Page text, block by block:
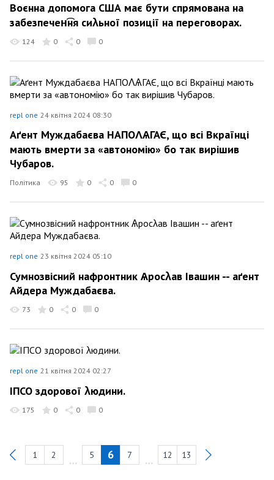
Воєнна допомога США має бути спрямована на
забезпечен͡ня сиλьної позиції на переговорах.
124 0 0 0
repl one 24 квітня 2024 08:30
Аґент Муждабаєва НАПОΛѦГАЄ, що всі Вкраїнці
мають вмерти за «автономію» бо так вирішив
Чубаров.
Політика 95 0 0 0
repl one 23 квітня 2024 05:10
Сумнозвісний нафронтник Ѧросλав Івашин -- аґент
Айдера Муждабаєва.
73 0 0 0
repl one 21 квітня 2024 02:27
ІПСО здорової λюдини.
175 0 0 0
Previous
1 2 5 6 7 12 13